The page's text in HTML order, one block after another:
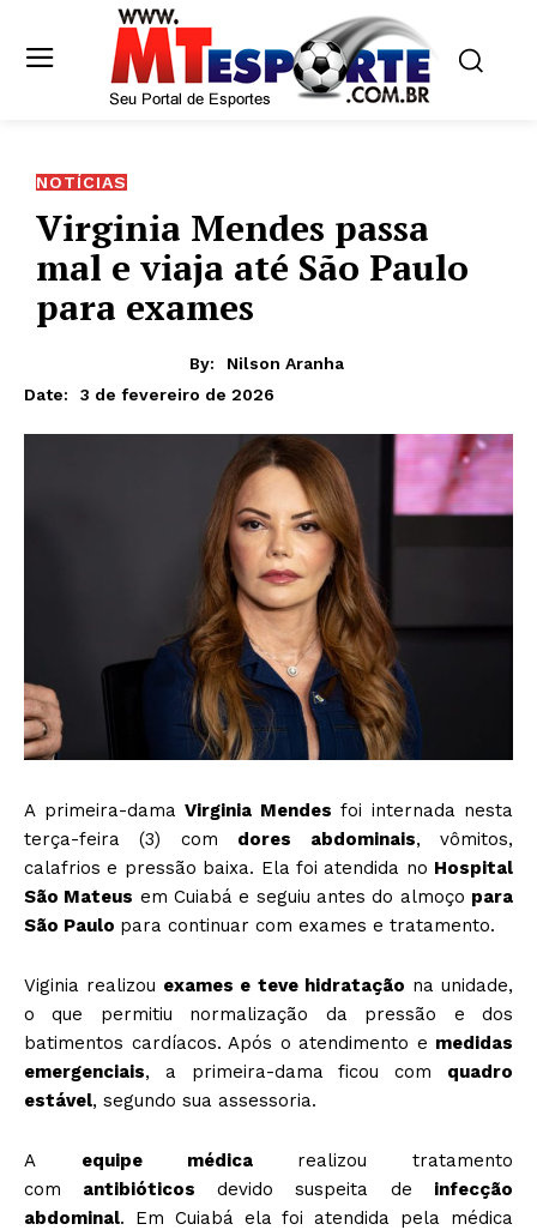
NOTÍCIAS
Virginia Mendes passa
mal e viaja até São Paulo
para exames
By:
Nilson Aranha
Date:
3 de fevereiro de 2026
A primeira-dama Virginia Mendes foi internada nesta
terça-feira (3) com dores abdominais, vômitos,
calafrios e pressão baixa. Ela foi atendida no Hospital
São Mateus em Cuiabá e seguiu antes do almoço para
São Paulo para continuar com exames e tratamento.
Viginia realizou exames e teve hidratação na unidade,
o que permitiu normalização da pressão e dos
batimentos cardíacos. Após o atendimento e medidas
emergenciais, a primeira-dama ficou com quadro
estável, segundo sua assessoria.
A equipe médicarealizou tratamento
com antibióticos devido suspeita de infecção
abdominal. Em Cuiabá ela foi atendida pela médica